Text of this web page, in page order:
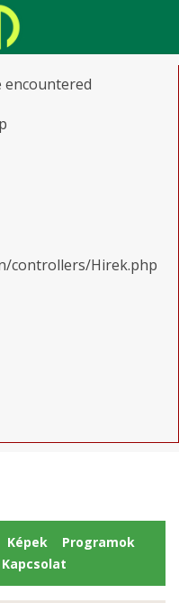
encountered
controllers/Hirek.php
Képek
Programok
Kapcsolat